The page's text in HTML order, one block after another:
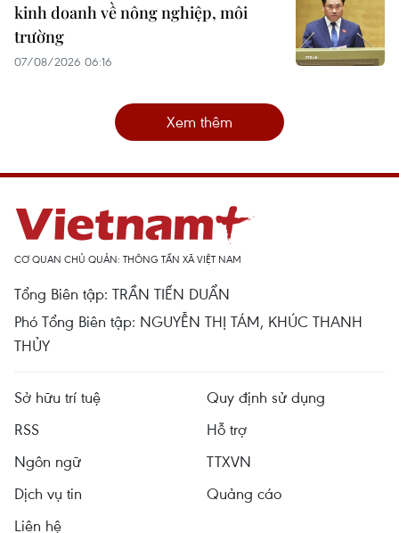
kinh doanh về nông nghiệp, môi
trường
07/08/2026 06:16
Xem thêm
CƠ QUAN CHỦ QUẢN: THÔNG TẤN XÃ VIỆT NAM
Tổng Biên tập: TRẦN TIẾN DUẨN
Phó Tổng Biên tập: NGUYỄN THỊ TÁM, KHÚC THANH
THỦY
Sở hữu trí tuệ
Quy định sử dụng
RSS
Hỗ trợ
Ngôn ngữ
TTXVN
Dịch vụ tin
Quảng cáo
Liên hệ